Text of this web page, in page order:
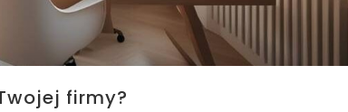
firmy?